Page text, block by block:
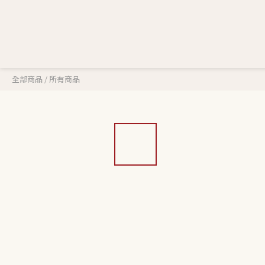
全部商品 / 所有商品